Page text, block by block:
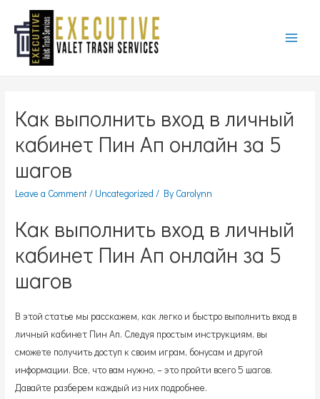
Как выполнить вход в личный
кабинет Пин Ап онлайн за 5
шагов
Leave a Comment/ Uncategorized / By Carolynn
Как выполнить вход в личный
кабинет Пин Ап онлайн за 5
шагов
В этой статье мы расскажем, как легко и быстро выполнить вход в
личный кабинет Пин Ап. Следуя простым инструкциям, вы
сможете получить доступ к своим играм, бонусам и другой
информации. Все, что вам нужно, – это пройти всего 5 шагов.
Давайте разберем каждый из них подробнее.